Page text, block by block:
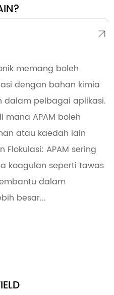
memang boleh
dengan bahan kimia
pelbagai aplikasi.
mana APAM boleh
atau kaedah lain
APAM sering
koagulan seperti tawas
dalam
besar...